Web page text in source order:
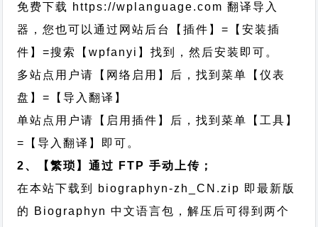
免费下载 https://wplanguage.com 翻译导入
器，您也可以通过网站后台【插件】=【安装插
件】=搜索【wpfanyi】找到，然后安装即可。
多站点用户请【网络启用】后，找到菜单【仪表
盘】=【导入翻译】
单站点用户请【启用插件】后，找到菜单【工具】
=【导入翻译】即可。
2、【繁琐】通过 FTP 手动上传；
在本站下载到 biographyn-zh_CN.zip 即最新版
的 Biographyn 中文语言包，解压后可得到两个